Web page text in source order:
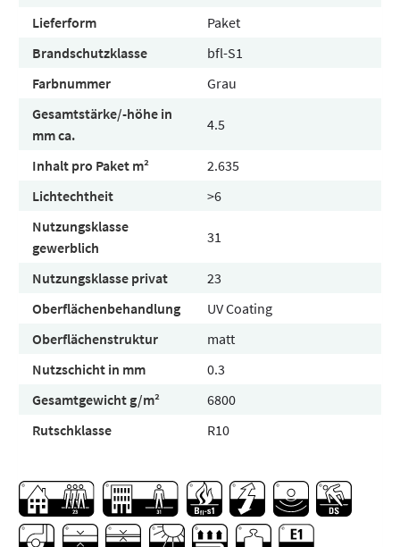
Lieferform
Paket
Brandschutzklasse
bfl-S1
Farbnummer
Grau
Gesamtstärke/-höhe in
mm ca.
4.5
Inhalt pro Paket m²
2.635
Lichtechtheit
>6
Nutzungsklasse
gewerblich
31
Nutzungsklasse privat
23
Oberflächenbehandlung
UV Coating
Oberflächenstruktur
matt
Nutzschicht in mm
0.3
Gesamtgewicht g/m²
6800
Rutschklasse
R10